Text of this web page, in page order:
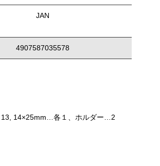
JAN
4907587035578
13, 14×25mm…各１、ホルダー…2